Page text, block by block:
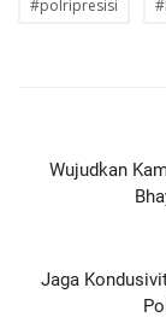
#polripresisi
Wujudkan
Jaga